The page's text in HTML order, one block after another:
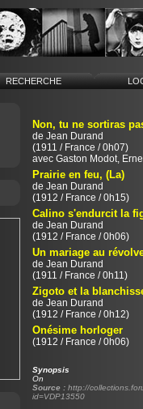
RECHERCHE
Non, tu ne sortiras
de Jean Durand
(1911 / France / 0h07)
avec Gaston Modot,
Prairie en feu, (La)
de Jean Durand
(1912 / France / 0h15)
Calino s'endurcit la
de Jean Durand
(1912 / France / 0h06)
Un mariage au
de Jean Durand
(1911 / France / 0h11)
Zigoto et la
de Jean Durand
(1912 / France / 0h12)
Onésime horloger
(1912 / France / 0h06)
Synopsis
On
Source : http://
id=VDP13550